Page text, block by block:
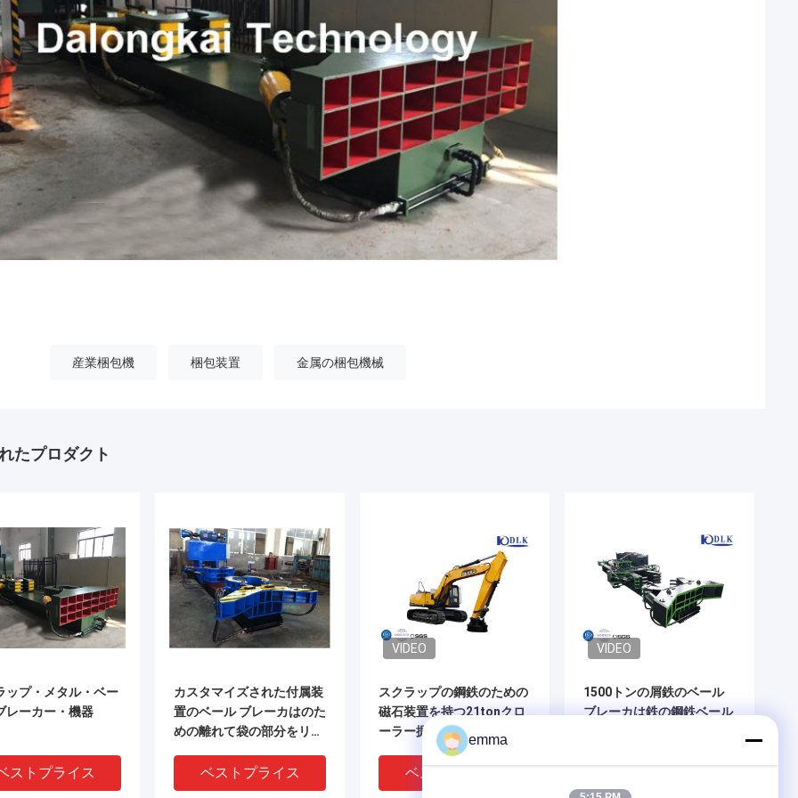
産業梱包機 梱包装置 金属の梱包機械
たプロダクト
ップ・メタル・ベー
レーカー・機器
ストプライス
カスタマイズされた付属装
置のベール ブレーカはのた
めの離れて袋の部分をリサ
ベストプライス
VIDEO
スクラップの鋼鉄のための
磁石装置を持つ21tonクロ
ーラー掘削機の物質的な扱
ベストプライス
VIDEO
1500トンの屑鉄のベール
ブレーカは鉄の鋼鉄ベール
emma